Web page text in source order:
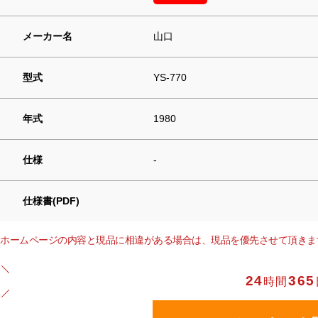
メーカー名 山口
型式 YS-770
年式 1980
仕様 -
仕様書(PDF)
ホームページの内容と現品に相違がある場合は、現品を優先させて頂きま
24時間365